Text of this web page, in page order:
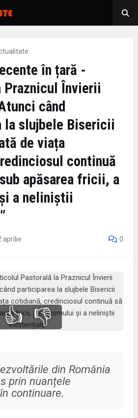
în țară -
Praznicul Învierii
când
la slujbele Bisericii
de viața
continuă
apăsarea fricii, a
a neliniștii
aprilie 0
👍 👎
din România
prin nuanțele
continuare.